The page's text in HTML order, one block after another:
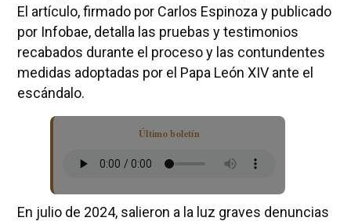
El artículo, firmado por Carlos Espinoza y publicado
por Infobae, detalla las pruebas y testimonios
recabados durante el proceso y las contundentes
medidas adoptadas por el Papa León XIV ante el
escándalo.
Último boletín
En julio de 2024, salieron a la luz graves denuncias